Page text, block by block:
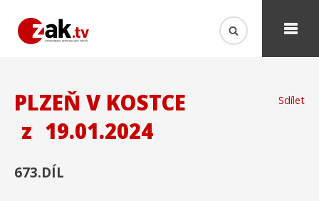
Sdílet
PLZEŇ V KOSTCE
z 19.01.2024
673.DÍL